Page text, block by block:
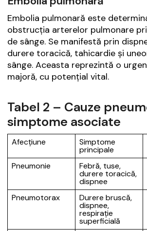
Embolia pulmonară este
obstrucția arterelor pulmonare
de sânge. Se manifestă prin
durere toracică, tahicardie și
sânge. Aceasta reprezintă o
majoră, cu potențial vital.
Tabel 2 – Cauze
simptome asociate
Afecțiune Simptome
principale
Pneumonie Febră, tuse,
durere toracică,
dispnee
Pneumotorax Durere bruscă,
dispnee,
respirație
superficială